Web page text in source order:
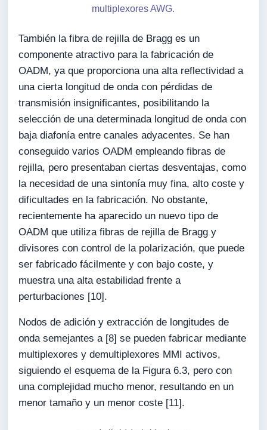
multiplexores AWG.
También la fibra de rejilla de Bragg es un
componente atractivo para la fabricación de
OADM, ya que proporciona una alta reflectividad a
una cierta longitud de onda con pérdidas de
transmisión insignificantes, posibilitando la
selección de una determinada longitud de onda con
baja diafonía entre canales adyacentes. Se han
conseguido varios OADM empleando fibras de
rejilla, pero presentaban ciertas desventajas, como
la necesidad de una sintonía muy fina, alto coste y
dificultades en la fabricación. No obstante,
recientemente ha aparecido un nuevo tipo de
OADM que utiliza fibras de rejilla de Bragg y
divisores con control de la polarización, que puede
ser fabricado fácilmente y con bajo coste, y
muestra una alta estabilidad frente a
perturbaciones [10].
Nodos de adición y extracción de longitudes de
onda semejantes a [8] se pueden fabricar mediante
multiplexores y demultiplexores MMI activos,
siguiendo el esquema de la Figura 6.3, pero con
una complejidad mucho menor, resultando en un
menor tamaño y un menor coste [11].